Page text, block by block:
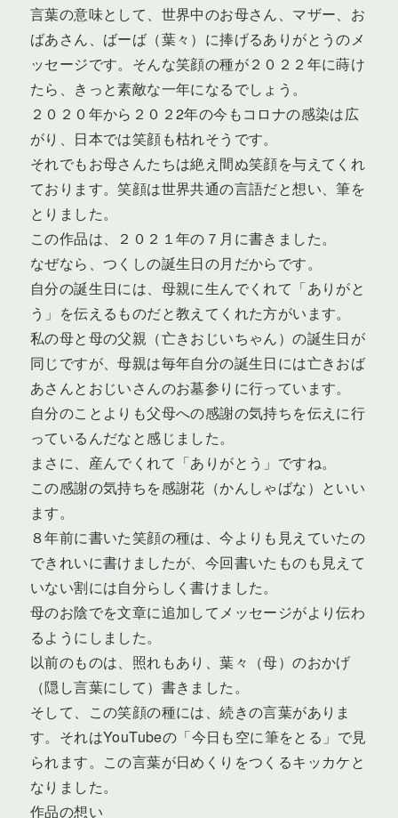
言葉の意味として、世界中のお母さん、マザー、お
ばあさん、ばーば（葉々）に捧げるありがとうのメ
ッセージです。そんな笑顔の種が２０２２年に蒔け
たら、きっと素敵な一年になるでしょう。
２０２０年から２０２2年の今もコロナの感染は広
がり、日本では笑顔も枯れそうです。
それでもお母さんたちは絶え間ぬ笑顔を与えてくれ
ております。笑顔は世界共通の言語だと想い、筆を
とりました。
この作品は、２０２１年の７月に書きました。
なぜなら、つくしの誕生日の月だからです。
自分の誕生日には、母親に生んでくれて「ありがと
う」を伝えるものだと教えてくれた方がいます。
私の母と母の父親（亡きおじいちゃん）の誕生日が
同じですが、母親は毎年自分の誕生日には亡きおば
あさんとおじいさんのお墓参りに行っています。
自分のことよりも父母への感謝の気持ちを伝えに行
っているんだなと感じました。
まさに、産んでくれて「ありがとう」ですね。
この感謝の気持ちを感謝花（かんしゃばな）といい
ます。
８年前に書いた笑顔の種は、今よりも見えていたの
できれいに書けましたが、今回書いたものも見えて
いない割には自分らしく書けました。
母のお陰でを文章に追加してメッセージがより伝わ
るようにしました。
以前のものは、照れもあり、葉々（母）のおかげ
（隠し言葉にして）書きました。
そして、この笑顔の種には、続きの言葉がありま
す。それはYouTubeの「今日も空に筆をとる」で見
られます。この言葉が日めくりをつくるキッカケと
なりました。
作品の想い